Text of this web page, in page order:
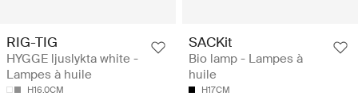
RIG-TIG
HYGGE ljuslykta white -
Lampes à huile
H16.0CM
SACKit
Bio lamp - Lampes à
huile
H17CM